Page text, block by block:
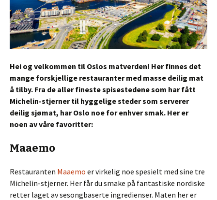
Hei og velkommen til Oslos matverden! Her finnes det
mange forskjellige restauranter med masse deilig mat
å tilby. Fra de aller fineste spisestedene som har fått
Michelin-stjerner til hyggelige steder som serverer
deilig sjømat, har Oslo noe for enhver smak. Her er
noen av våre favoritter:
Maaemo
Restauranten Maaemo er virkelig noe spesielt med sine tre
Michelin-stjerner. Her får du smake på fantastiske nordiske
retter laget av sesongbaserte ingredienser. Maten her er